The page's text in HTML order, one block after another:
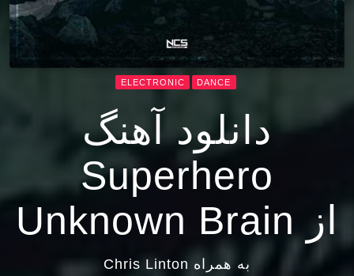
DANCE
ELECTRONIC
دانلود آهنگ
Superhero
از Unknown Brain
به همراه Chris Linton